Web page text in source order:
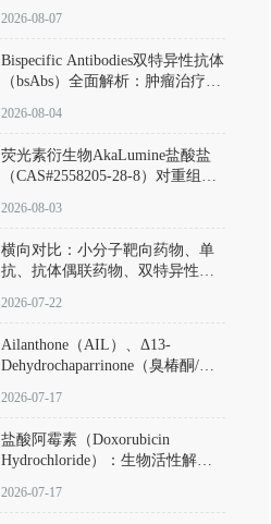
以盐酸盐形式存在，可触发线粒
体介导的神经元凋亡。其经典应
用即为选择性损毁中脑黑质致密
部多巴胺能神经元，从而可靠模
拟帕金森病的核心病理与行为表
2026-08-07
Bispecific Antibodies双特异性抗体
（bsAbs）全面解析：肿瘤治疗的
2026-08-04
荧光素衍生物AkaLumine盐酸盐
（CAS#2558205-28-8）对重组萤
数（Km）为2.06 μM；其近红外
发光特性赋予优异的组织穿透能
力，大幅增强成像信噪比，从而
实现活体动物模型中极低给药剂
量下的高灵敏度、非侵入式生物
2026-08-03
横向对比：小分子靶向药物、单
抗、抗体偶联药物、双特异性抗
及应用瓶颈
2026-07-22
Ailanthone（AIL）、Δ13-
Dehydrochaparrinone（臭椿酮/臭
DKM货号 D806885
2026-07-17
盐酸阿霉素（Doxorubicin
Hydrochloride）：生物活性解
范
2026-07-17